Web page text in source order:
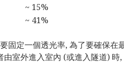
~ 15%
~ 41%
固定一個透光率, 為了要確保
室外進入室內 (或進入隧道)